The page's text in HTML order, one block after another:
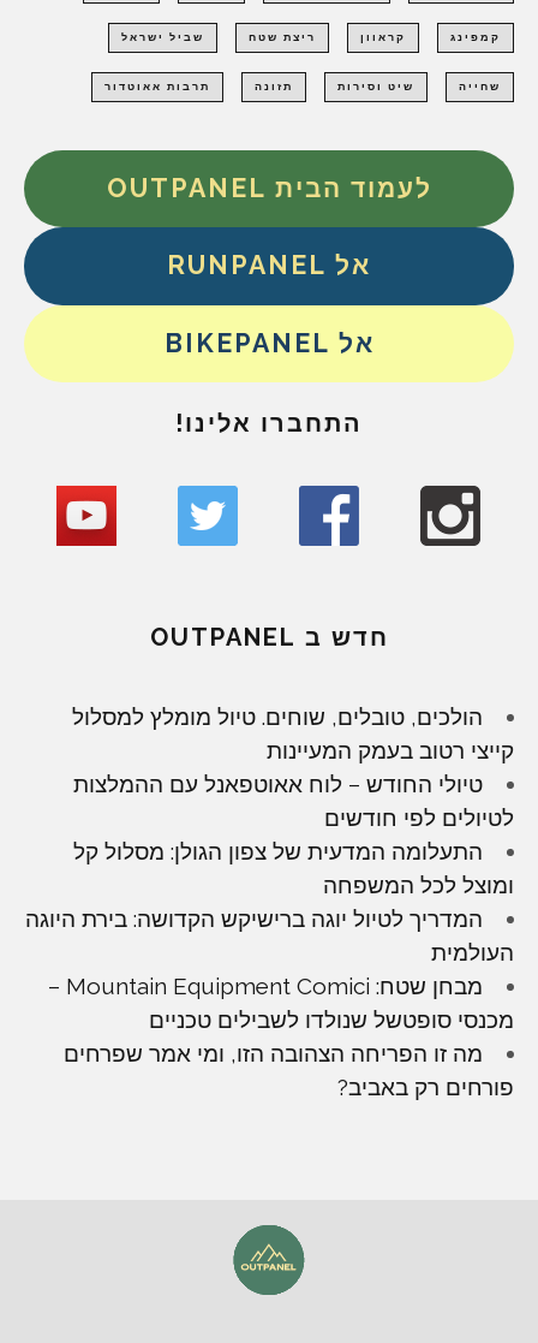
קמפינג קראוון ריצת שטח שביל ישראל
שחייה שיט וסירות תזונה תרבות אאוטדור
לעמוד הבית OUTPANEL
אל RUNPANEL
אל BIKEPANEL
התחברו אלינו!
חדש ב OUTPANEL
הולכים, טובלים, שוחים. טיול מומלץ למסלול
קייצי רטוב בעמק המעיינות
טיולי החודש – לוח אאוטפאנל עם ההמלצות
לטיולים לפי חודשים
התעלומה המדעית של צפון הגולן: מסלול קל
ומוצל לכל המשפחה
המדריך לטיול יוגה ברישיקש הקדושה: בירת היוגה
העולמית
מבחן שטח: Mountain Equipment Comici –
מכנסי סופטשל שנולדו לשבילים טכניים
מה זו הפריחה הצהובה הזו, ומי אמר שפרחים
פורחים רק באביב?